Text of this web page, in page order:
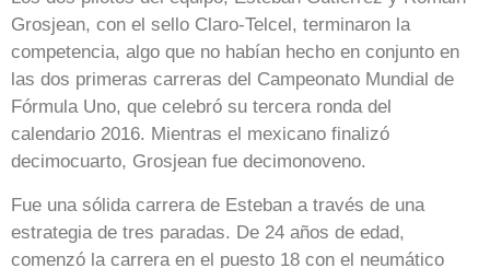
Grosjean, con el sello Claro-Telcel, terminaron la
competencia, algo que no habían hecho en conjunto en
las dos primeras carreras del Campeonato Mundial de
Fórmula Uno, que celebró su tercera ronda del
calendario 2016. Mientras el mexicano finalizó
decimocuarto, Grosjean fue decimonoveno.
Fue una sólida carrera de Esteban a través de una
estrategia de tres paradas. De 24 años de edad,
comenzó la carrera en el puesto 18 con el neumático